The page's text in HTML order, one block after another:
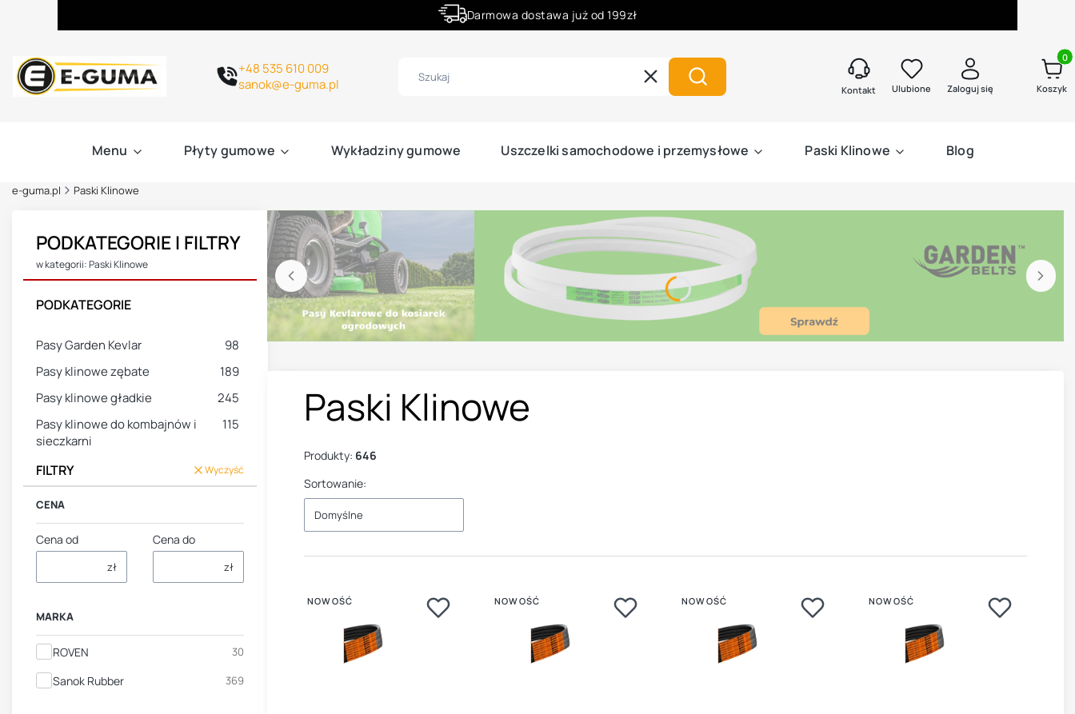
Darmowa dostawa już od 199zł
+48 535 610 009
sanok@e-guma.pl
Wyczyść Szukaj Kontakt Ulubione Zaloguj się Koszyk
Menu Płyty gumowe Wykładziny gumowe Uszczelki samochodowe i przemysłowe Paski Klinowe Blog
e-guma.pl Paski Klinowe
PODKATEGORIE I FILTRY
w kategorii: Paski Klinowe
PODKATEGORIE
Pasy Garden Kevlar
98
Pasy klinowe zębate
189
Pasy klinowe gładkie
245
Pasy klinowe do kombajnów i
sieczkarni
115
FILTRY Wyczyść
CENA
Cena od
zł
Cena do
zł
MARKA
Marka
ROVEN 30
Sanok Rubber 369
Paski Klinowe
Produkty: 646
Sortowanie:
Domyślne
NOWOŚĆ NOWOŚĆ NOWOŚĆ NOWOŚĆ